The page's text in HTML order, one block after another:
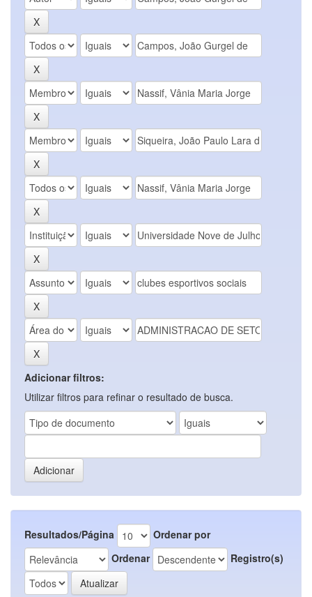
Adicionar filtros:
Utilizar filtros para refinar o resultado de busca.
Resultados/Página
Ordenar por
Ordenar
Registro(s)